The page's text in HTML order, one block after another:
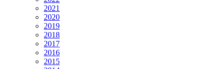
2021
2020
2019
2018
2017
2016
2015